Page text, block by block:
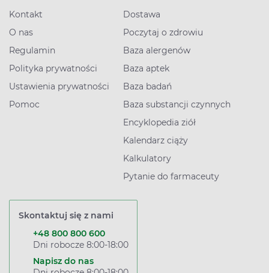
Kontakt
O nas
Regulamin
Polityka prywatności
Ustawienia prywatności
Pomoc
Dostawa
Poczytaj o zdrowiu
Baza alergenów
Baza aptek
Baza badań
Baza substancji czynnych
Encyklopedia ziół
Kalendarz ciąży
Kalkulatory
Pytanie do farmaceuty
Skontaktuj się z nami
+48 800 800 600
Dni robocze 8:00-18:00
Napisz do nas